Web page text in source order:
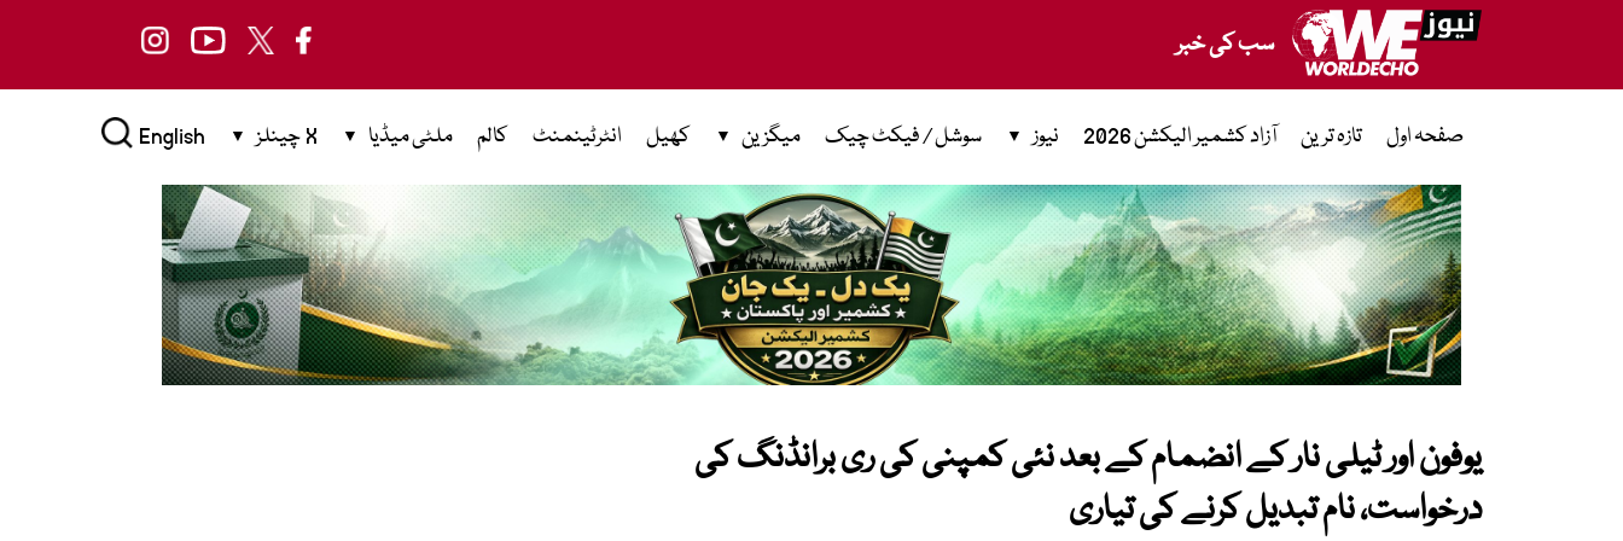
سب کی خبر
صفحہ اول تازہ ترین آزاد کشمیر الیکشن 2026 نیوز سوشل / فیکٹ چیک میگزین کھیل انٹرٹینمنٹ کالم ملٹی میڈیا X چینلز English
یوفون اور ٹیلی نار کے انضمام کے بعد نئی کمپنی کی ری برانڈنگ کی
درخواست، نام تبدیل کرنے کی تیاری